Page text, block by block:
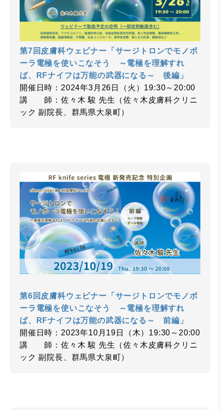
第7回皮膚科ウェビナー「サージトロンでモノポ
ーラ電極を使いこなそう ～電極を理解すれ
ば、RFナイフは万能の武器になる～ 後編」
開催日時：2024年3月26日（火）19:30～20:00
講 師：佐々木 駿 先生（佐々木皮膚科クリニ
ック 副院長、群馬県大泉町）
第6回皮膚科ウェビナー「サージトロンでモノポ
ーラ電極を使いこなそう ～電極を理解すれ
ば、RFナイフは万能の武器になる～ 前編」
開催日時：2023年10月19日（木）19:30～20:00
講 師：佐々木 駿 先生（佐々木皮膚科クリニ
ック 副院長、群馬県大泉町）